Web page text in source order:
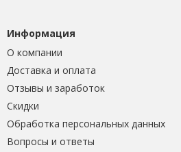
Информация
О компании
Доставка и оплата
Отзывы и заработок
Скидки
Обработка персональных данных
Вопросы и ответы